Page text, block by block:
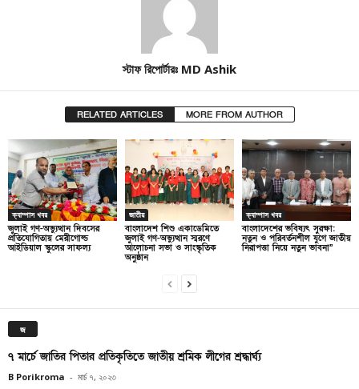
স্টাফ রিপোর্টারঃ MD Ashik
RELATED ARTICLES MORE FROM AUTHOR
ক্যাম্পাস খবর
জুলাই গণ-অভ্যুত্থান দিবসের
প্রতিযোগিতায় মেরীগোল্ড
আইডিয়াল স্কুলের সাফল্য
জাতীয়
বাংলাদেশ শিশু একাডেমিতে
জুলাই গণ-অভ্যুত্থান স্মরণে
আলোচনা সভা ও সাংস্কৃতিক
অনুষ্ঠান
ক্যাম্পাস খবর
বাংলাদেশের ভবিষ্যৎ সুরক্ষা:
নতুন ও পরিবর্তনশীল যুগে জাতীয়
নিরাপত্তা নিয়ে নতুন ভাবনা”
জ
৭ মার্চে জাতির পিতার প্রতিকৃতিতে জাতীয় শ্রমিক লীগের শ্রদ্ধার্ঘ্য
B Porikroma - মার্চ ৭, ২০২৩